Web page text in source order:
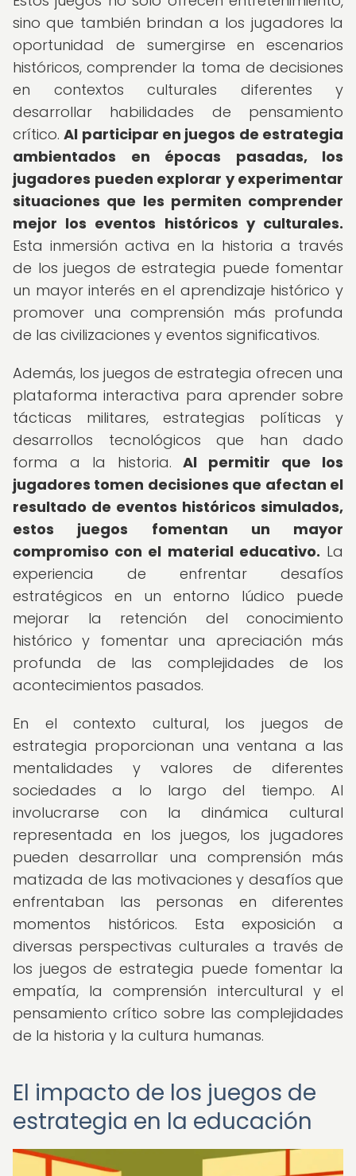
sino que también brindan a los jugadores la
oportunidad de sumergirse en escenarios
históricos, comprender la toma de decisiones
en contextos culturales diferentes y
desarrollar habilidades de pensamiento
crítico.Al participar en juegos de estrategia
ambientados en épocas pasadas, los
jugadores pueden explorar y experimentar
situaciones que les permiten comprender
mejor los eventos históricos y culturales.
Esta inmersión activa en la historia a través
de los juegos de estrategia puede fomentar
un mayor interés en el aprendizaje histórico y
promover una comprensión más profunda
de las civilizaciones y eventos significativos.
Además, los juegos de estrategia ofrecen una
plataforma interactiva para aprender sobre
tácticas militares, estrategias políticas y
desarrollos tecnológicos que han dado
forma a la historia.Al permitir que los
jugadores tomen decisiones que afectan el
resultado de eventos históricos simulados,
estos juegos fomentan un mayor
compromiso con el material educativo. La
experiencia de enfrentar desafíos
estratégicos en un entorno lúdico puede
mejorar la retención del conocimiento
histórico y fomentar una apreciación más
profunda de las complejidades de los
acontecimientos pasados.
En el contexto cultural, los juegos de
estrategia proporcionan una ventana a las
mentalidades y valores de diferentes
sociedades a lo largo del tiempo. Al
involucrarse con la dinámica cultural
representada en los juegos, los jugadores
pueden desarrollar una comprensión más
matizada de las motivaciones y desafíos que
enfrentaban las personas en diferentes
momentos históricos. Esta exposición a
diversas perspectivas culturales a través de
los juegos de estrategia puede fomentar la
empatía, la comprensión intercultural y el
pensamiento crítico sobre las complejidades
de la historia y la cultura humanas.
El impacto de los juegos de
estrategia en la educación